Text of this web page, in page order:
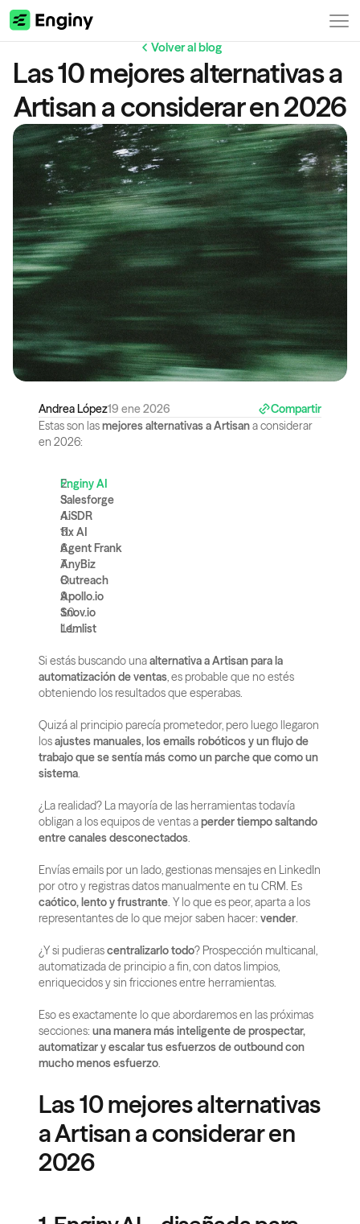
Volver al blog
Las 10 mejores alternativas a
Artisan a considerar en 2026
Andrea López19 ene 2026
Compartir
Estas son las mejores alternativas a Artisan a considerar
en 2026:
Enginy AI
Salesforge
AiSDR
11x AI
Agent Frank
AnyBiz
Outreach
Apollo.io
Snov.io
Lemlist
Si estás buscando una alternativa a Artisan para la
automatización de ventas, es probable que no estés
obteniendo los resultados que esperabas.
Quizá al principio parecía prometedor, pero luego llegaron
los ajustes manuales, los emails robóticos y un flujo de
trabajo que se sentía más como un parche que como un
sistema.
¿La realidad? La mayoría de las herramientas todavía
obligan a los equipos de ventas a perder tiempo saltando
entre canales desconectados.
Envías emails por un lado, gestionas mensajes en LinkedIn
caótico, lento y frustrante. Y lo que es peor, aparta a los
representantes de lo que mejor saben hacer: vender.
¿Y si pudieras centralizarlo todo? Prospección multicanal,
automatizada de principio a fin, con datos limpios,
enriquecidos y sin fricciones entre herramientas.
Eso es exactamente lo que abordaremos en las próximas
secciones: una manera más inteligente de prospectar,
automatizar y escalar tus esfuerzos de outbound con
mucho menos esfuerzo.
Las 10 mejores alternativas
a Artisan a considerar en
2026